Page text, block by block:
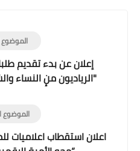
الموضوع
إعلان عن بدء تقديم
"الرياديون من النساء
أُبادر"
الموضوع
اعلان استقطاب